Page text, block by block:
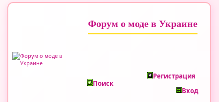
Форум о моде в Украине
Поиск
Регистрация
Вход